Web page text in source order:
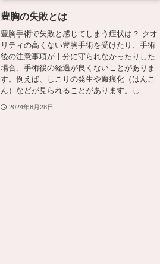
豊胸の失敗とは
豊胸手術で失敗と感じてしまう症状は？ クオ
リティの高くない豊胸手術を受けたり、手術
後の注意事項が十分に守られなかったりした
場合、手術後の経過が良くないことがありま
す。例えば、しこりの発生や瘢痕化（はんこ
ん）などが見られることがあります。し...
2024年8月28日